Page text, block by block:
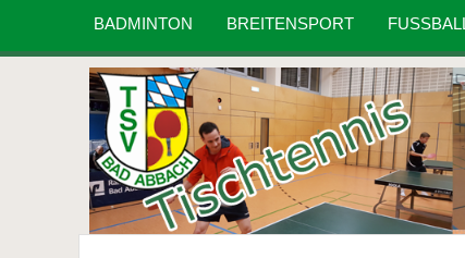
BADMINTON BREITENSPORT FUSSBALL